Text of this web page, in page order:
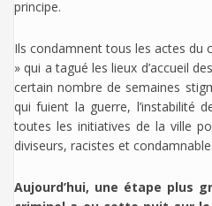
principe.
Ils condamnent tous les actes du
» qui a tagué les lieux d’accueil
certain nombre de semaines
qui fuient la guerre, l’instabilité
toutes les initiatives de la ville
diviseurs, racistes et
Aujourd’hui, une étape plus